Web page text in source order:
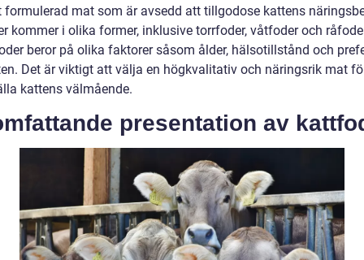
formulerad mat som är avsedd att tillgodose kattens
kommer i olika former, inklusive torrfoder, våtfoder och
beror på olika faktorer såsom ålder, hälsotillstånd och
Det är viktigt att välja en högkvalitativ och näringsrik mat
kattens välmående.
presentation av